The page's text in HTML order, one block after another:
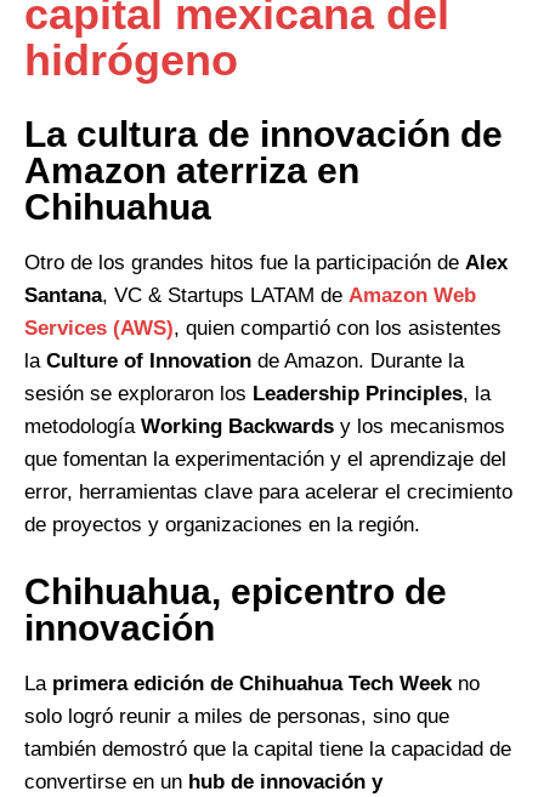
capital mexicana del
hidrógeno
La cultura de innovación de
Amazon aterriza en
Chihuahua
Otro de los grandes hitos fue la participación de Alex
Santana, VC & Startups LATAM de Amazon Web
Services (AWS), quien compartió con los asistentes
la Culture of Innovation de Amazon. Durante la
sesión se exploraron los Leadership Principles, la
metodología Working Backwards y los mecanismos
que fomentan la experimentación y el aprendizaje del
error, herramientas clave para acelerar el crecimiento
de proyectos y organizaciones en la región.
Chihuahua, epicentro de
innovación
La primera edición de Chihuahua Tech Weekno
solo logró reunir a miles de personas, sino que
también demostró que la capital tiene la capacidad de
convertirse en un hub de innovación y